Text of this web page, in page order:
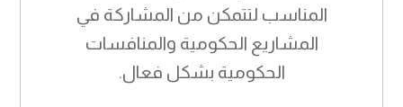
المناسب لتتمكن من المشاركة في
المشاريع الحكومية والمنافسات
الحكومية بشكل فعال.